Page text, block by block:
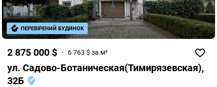
2 875 000 $ 6 763 $ за м²
ул. Садово-Ботаническая(Тимирязевская),
32Б
ПЕРЕВІРЕНИЙ БУДИНОК